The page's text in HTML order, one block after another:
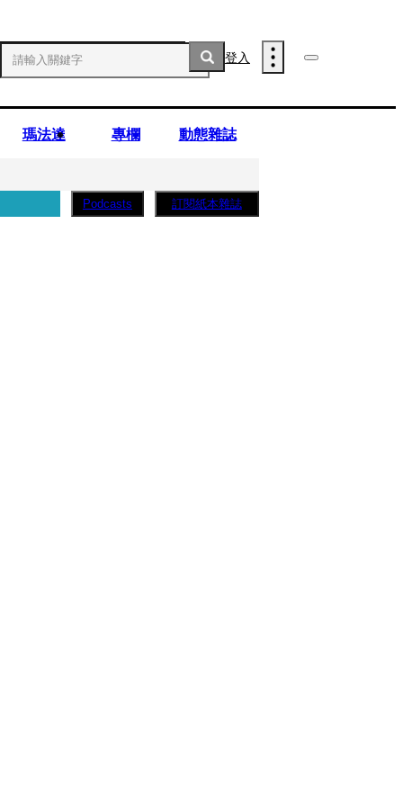
登入
瑪法達 專欄 動態雜誌
Podcasts 訂閱紙本雜誌